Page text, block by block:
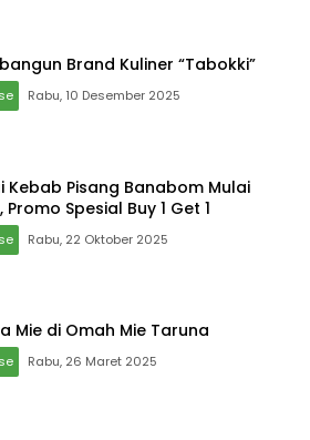
Brand Kuliner “Tabokki”
Rabu, 10 Desember 2025
Kebab Pisang Banabom Mulai
Promo Spesial Buy 1 Get 1
Rabu, 22 Oktober 2025
Mie di Omah Mie Taruna
Rabu, 26 Maret 2025